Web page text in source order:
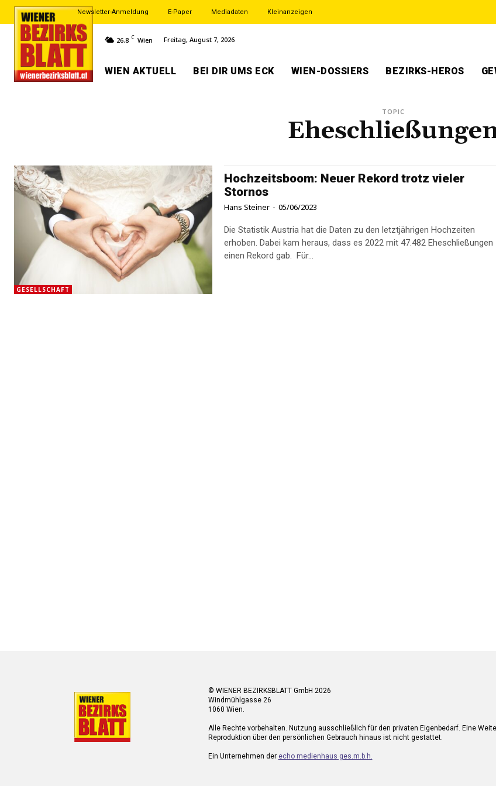
Newsletter-Anmeldung E-Paper Mediadaten Kleinanzeigen
26.8 C Wien Freitag, August 7, 2026
WIEN AKTUELL BEI DIR UMS ECK WIEN-DOSSIERS BEZIRKS-HEROS
TOPIC
GESELLSCHAFT
Hochzeitsboom: Neuer Rekord trotz vieler
Stornos
Hans Steiner - 05/06/2023
Die Statistik Austria hat die Daten zu den letztjährigen Hochzeiten
erhoben. Dabei kam heraus, dass es 2022 mit 47.482 Eheschließungen
einen Rekord gab. Für...
© WIENER BEZIRKSBLATT GmbH 2026
Windmühlgasse 26
1060 Wien.
Alle Rechte vorbehalten. Nutzung ausschließlich für den privaten Eigenbedarf. Eine
Reproduktion über den persönlichen Gebrauch hinaus ist nicht gestattet.
Ein Unternehmen der echo medienhaus ges.m.b.h.